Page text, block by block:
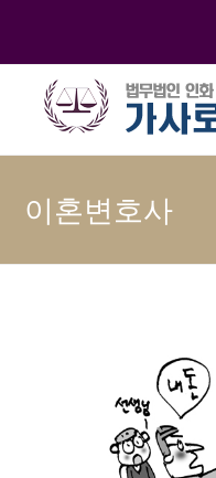
이혼변호사